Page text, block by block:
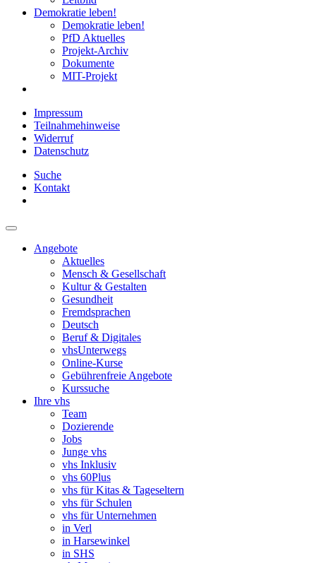
Demokratie leben!
Demokratie leben!
PfD Aktuelles
Projekt-Archiv
Dokumente
MIT-Projekt
Impressum
Teilnahmehinweise
Widerruf
Datenschutz
Suche
Kontakt
Angebote
Aktuelles
Mensch & Gesellschaft
Kultur & Gestalten
Gesundheit
Fremdsprachen
Deutsch
Beruf & Digitales
vhsUnterwegs
Online-Kurse
Gebührenfreie Angebote
Kurssuche
Ihre vhs
Team
Dozierende
Jobs
Junge vhs
vhs Inklusiv
vhs 60Plus
vhs für Kitas & Tageseltern
vhs für Schulen
vhs für Unternehmen
in Verl
in Harsewinkel
in SHS